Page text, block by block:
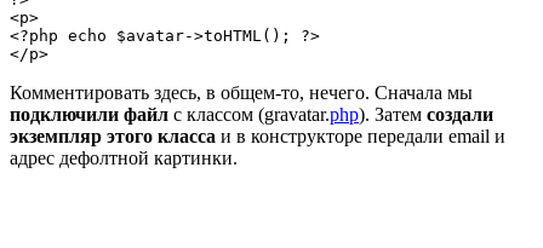
<p>
<?php echo $avatar->toHTML(); ?>
</p>
Комментировать здесь, в общем-то, нечего. Сначала мы
подключили файл с классом (gravatar.php). Затем создали
экземпляр этого класса и в конструкторе передали email и
адрес дефолтной картинки.